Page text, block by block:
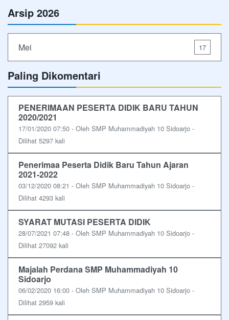
Arsip 2026
Mei 17
Paling Dikomentari
PENERIMAAN PESERTA DIDIK BARU TAHUN
2020/2021
17/01/2020 07:50 - Oleh SMP Muhammadiyah 10 Sidoarjo -
Dilihat 5297 kali
Penerimaa Peserta Didik Baru Tahun Ajaran
2021-2022
03/12/2020 08:21 - Oleh SMP Muhammadiyah 10 Sidoarjo -
Dilihat 4293 kali
SYARAT MUTASI PESERTA DIDIK
28/07/2021 07:48 - Oleh SMP Muhammadiyah 10 Sidoarjo -
Dilihat 27092 kali
Majalah Perdana SMP Muhammadiyah 10
Sidoarjo
06/02/2020 16:00 - Oleh SMP Muhammadiyah 10 Sidoarjo -
Dilihat 2959 kali